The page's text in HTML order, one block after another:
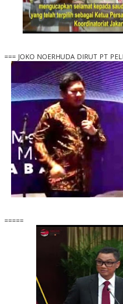
=== JOKO NOERHUDA DIRUT PT
=====